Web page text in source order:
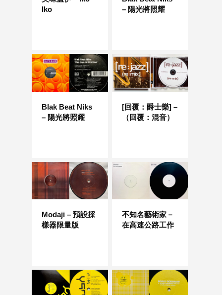
Iko
– 陽光將照耀
Blak Beat Niks
– 陽光將照耀
[回覆：爵士樂] –
（回覆：混音）
Modaji – 預設採
樣器限量版
不知名藝術家－
在高速公路工作